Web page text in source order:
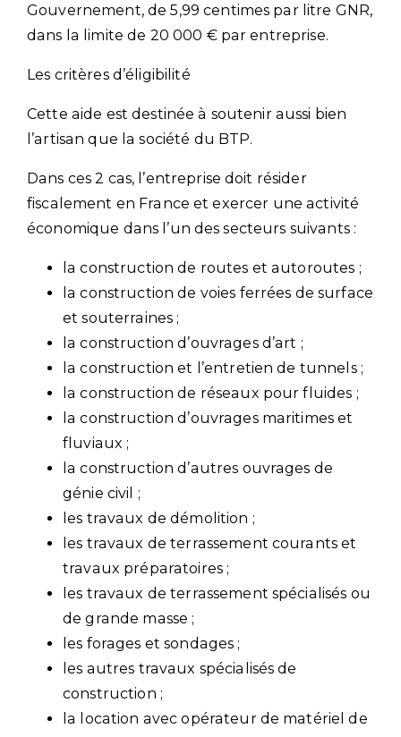
Gouvernement, de 5,99 centimes par litre GNR,
dans la limite de 20 000 € par entreprise.
Les critères d’éligibilité
Cette aide est destinée à soutenir aussi bien
l’artisan que la société du BTP.
Dans ces 2 cas, l’entreprise doit résider
fiscalement en France et exercer une activité
économique dans l’un des secteurs suivants :
la construction de routes et autoroutes ;
la construction de voies ferrées de surface
et souterraines ;
la construction d’ouvrages d’art ;
la construction et l’entretien de tunnels ;
la construction de réseaux pour fluides ;
la construction d’ouvrages maritimes et
fluviaux ;
la construction d’autres ouvrages de
génie civil ;
les travaux de démolition ;
les travaux de terrassement courants et
travaux préparatoires ;
les travaux de terrassement spécialisés ou
de grande masse ;
les forages et sondages ;
les autres travaux spécialisés de
construction ;
la location avec opérateur de matériel de